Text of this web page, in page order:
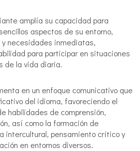
amplía su capacidad para
aspectos de su entorno,
necesidades inmediatas,
para participar en situaciones
de la vida diaria.
en un enfoque comunicativo que
del idioma, favoreciendo el
habilidades de comprensión,
así como la formación de
intercultural, pensamiento crítico y
en entornos diversos.